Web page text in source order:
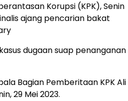
Korupsi (KPK), Senin
ajang pencarian bakat
dugaan suap penanganan
Bagian Pemberitaan KPK Ali
29 Mei 2023.